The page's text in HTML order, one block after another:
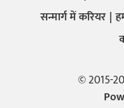
सन्मार्ग में करियर
© 2015-